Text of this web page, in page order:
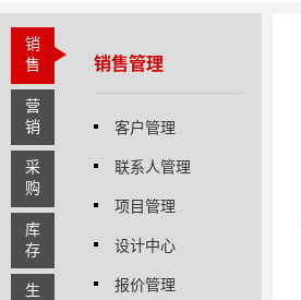
销
售
营
销
采
购
库
存
生
销售管理
客户管理
联系人管理
项目管理
设计中心
报价管理